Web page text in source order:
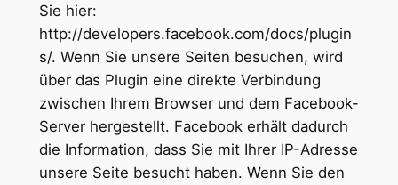
Sie hier:
http://developers.facebook.com/docs/plugin
s/. Wenn Sie unsere Seiten besuchen, wird
über das Plugin eine direkte Verbindung
zwischen Ihrem Browser und dem Facebook-
Server hergestellt. Facebook erhält dadurch
die Information, dass Sie mit Ihrer IP-Adresse
unsere Seite besucht haben. Wenn Sie den